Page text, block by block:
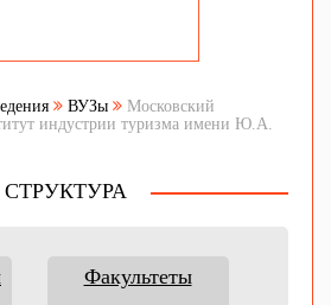
ВУЗы
Московский
индустрии туризма имени Ю.А.
СТРУКТУРА
Факультеты